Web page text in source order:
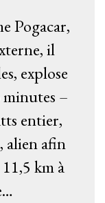
Pogacar,
il
explose
minutes –
entier,
alien afin
km à